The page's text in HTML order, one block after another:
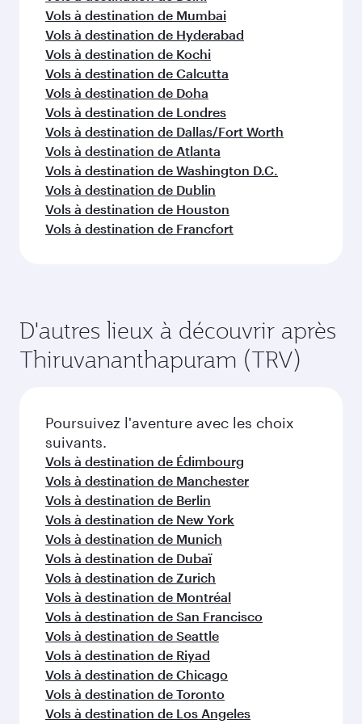
Vols à destination de Mumbai
Vols à destination de Hyderabad
Vols à destination de Kochi
Vols à destination de Calcutta
Vols à destination de Doha
Vols à destination de Londres
Vols à destination de Dallas/Fort Worth
Vols à destination de Atlanta
Vols à destination de Washington D.C.
Vols à destination de Dublin
Vols à destination de Houston
Vols à destination de Francfort
D'autres lieux à découvrir après
Thiruvananthapuram (TRV)
Poursuivez l'aventure avec les choix
suivants.
Vols à destination de Édimbourg
Vols à destination de Manchester
Vols à destination de Berlin
Vols à destination de New York
Vols à destination de Munich
Vols à destination de Dubaï
Vols à destination de Zurich
Vols à destination de Montréal
Vols à destination de San Francisco
Vols à destination de Seattle
Vols à destination de Riyad
Vols à destination de Chicago
Vols à destination de Toronto
Vols à destination de Los Angeles